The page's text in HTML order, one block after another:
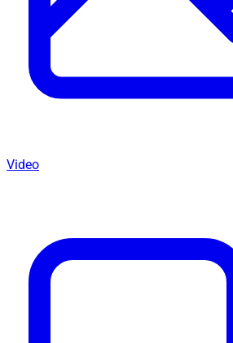
Video